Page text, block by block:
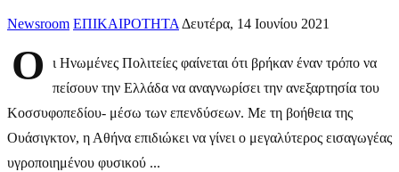
Newsroom ΕΠΙΚΑΙΡΟΤΗΤΑ Δευτέρα, 14 Ιουνίου 2021
Ο
ι Ηνωμένες Πολιτείες φαίνεται ότι βρήκαν έναν τρόπο να
πείσουν την Ελλάδα να αναγνωρίσει την ανεξαρτησία του
Κοσσυφοπεδίου- μέσω των επενδύσεων. Με τη βοήθεια της
Ουάσιγκτον, η Αθήνα επιδιώκει να γίνει ο μεγαλύτερος εισαγωγέας
υγροποιημένου φυσικού ...